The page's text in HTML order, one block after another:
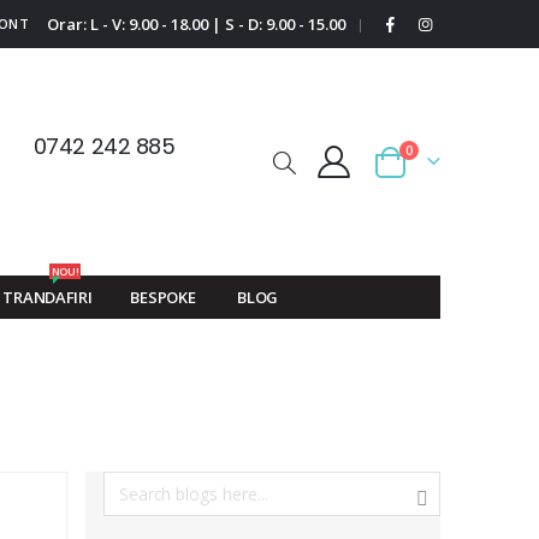
Orar: L - V: 9.00 - 18.00 | S - D: 9.00 - 15.00 |
0742 242 885
Cart
0
TRANDAFIRI
NOU!
BESPOKE BLOG